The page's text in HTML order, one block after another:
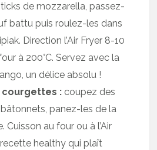
de mozzarella, passez-
battu puis roulez-les dans
Direction l’Air Fryer 8-10
à 200°C. Servez avec la
un délice absolu !
courgettes : coupez des
panez-les de la
Cuisson au four ou à l’Air
recette healthy qui plaît